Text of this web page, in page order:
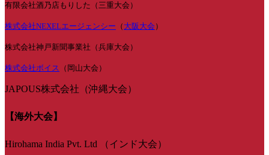
有限会社酒乃店もりした（三重大会）
株式会社NEXELエージェンシー （ 大阪大会 ）
株式会社神戸新聞事業社（兵庫大会）
株式会社ボイス （岡山大会）
JAPOUS株式会社（沖縄大会）
【海外大会】
Hirohama India Pvt. Ltd （インド大会）